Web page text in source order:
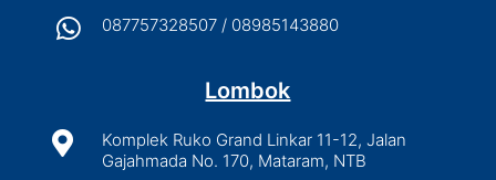
 087757328507 / 08985143880
Lombok

Komplek Ruko Grand Linkar 11-12, Jalan
Gajahmada No. 170, Mataram, NTB